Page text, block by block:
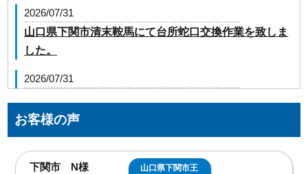
2026/07/31
山口県下関市清末鞍馬にて台所蛇口交換作業を致しま
した。
2026/07/31
した。
山口県山陽小野田市高栄に台所蛇口の交換でお伺いし
お客様の声
下関市 K様
山口県下関市清